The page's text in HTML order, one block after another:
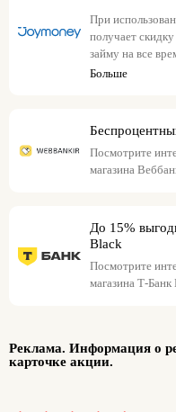
При
получает
займу на все
Однако, если
займом по
Больше
Посмотрите
магазина
До 15%
Black
Посмотрите
магазина Т-Банк
Реклама. Информация о
карточке акции.